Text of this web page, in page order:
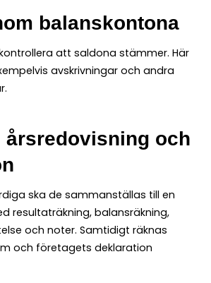
balanskontona
att saldona stämmer. Här
avskrivningar och andra
årsredovisning och
ska de sammanställas till en
resultaträkning, balansräkning,
och noter. Samtidigt räknas
och företagets deklaration